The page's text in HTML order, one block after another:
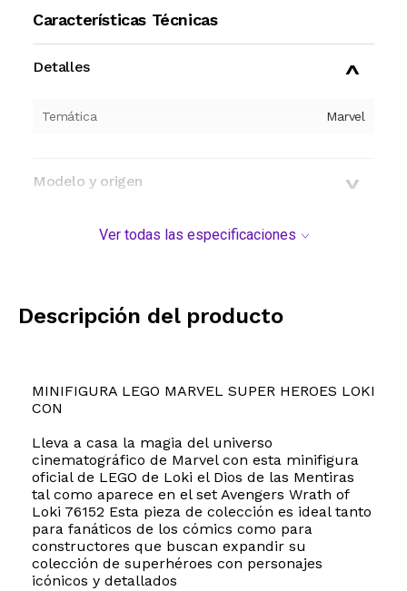
Características Técnicas
Detalles
Temática Marvel
Modelo y origen
Ver todas las especificaciones
Descripción del producto
MINIFIGURA LEGO MARVEL SUPER HEROES LOKI
CON
Lleva a casa la magia del universo
cinematográfico de Marvel con esta minifigura
oficial de LEGO de Loki el Dios de las Mentiras
tal como aparece en el set Avengers Wrath of
Loki 76152 Esta pieza de colección es ideal tanto
para fanáticos de los cómics como para
constructores que buscan expandir su
colección de superhéroes con personajes
icónicos y detallados